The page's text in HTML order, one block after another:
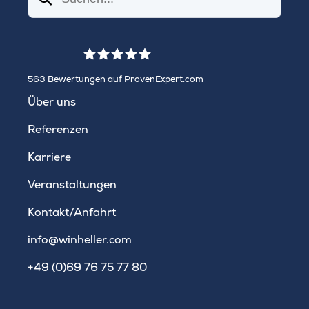
563 Bewertungen auf ProvenExpert.com
Über uns
Referenzen
Karriere
Veranstaltungen
Kontakt/Anfahrt
info@winheller.com
+49 (0)69 76 75 77 80